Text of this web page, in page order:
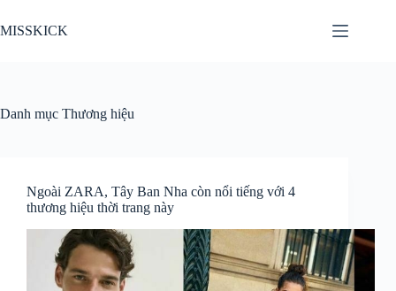
đến
phần
MISSKICK
Danh mục Thương hiệu
Ngoài ZARA, Tây Ban Nha còn nổi tiếng với 4
thương hiệu thời trang này